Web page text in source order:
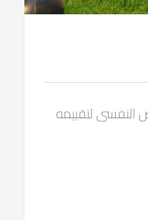
النفسى لتقييمه